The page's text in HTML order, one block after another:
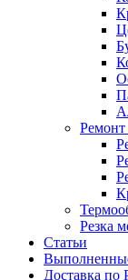
Ремонт
Резка
Статьи
Доставка по